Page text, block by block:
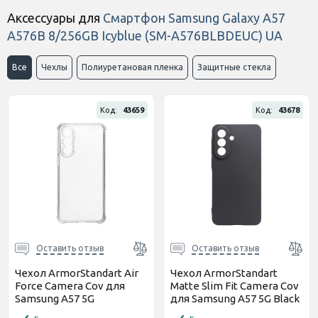
тариф M на 1 месяц
(Онлайн код)
Стартовый пакет Sweet TV
(Онлайн код)
597 грн
Стартовый пакет Sweet TV
(Онлайн код)
550 грн
Стартовый пакет Sweet TV
тариф L на 6 месяцев
1 150 грн
Аксессуары для Смартфон Samsung Galaxy A57
A576B 8/256GB Icyblue (SM-A576BLBDEUC) UA
Все Чехлы Полиуретановая пленка Защитные стекла
Код: 43659
Оставить отзыв
Чехол ArmorStandart Air
Force Camera Cov для
Samsung A57 5G
Код: 43678
Оставить отзыв
Чехол ArmorStandart
Matte Slim Fit Camera Cov
для Samsung A57 5G Black